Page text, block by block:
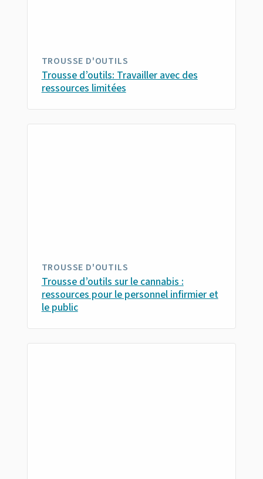
TROUSSE D'OUTILS
Trousse d’outils: Travailler avec des
ressources limitées
TROUSSE D'OUTILS
Trousse d’outils sur le cannabis :
ressources pour le personnel infirmier et
le public